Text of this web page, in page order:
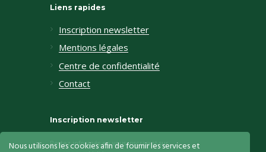
Liens rapides
Inscription newsletter
Mentions légales
Centre de confidentialité
Contact
Inscription newsletter
Restez informés en vous inscrivant sur
Nous utilisons les cookies afin de fournir les services et